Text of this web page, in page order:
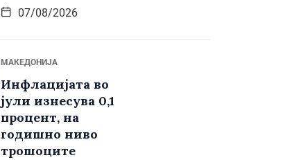
07/08/2026
МАКЕДОНИЈА
Инфлацијата во
јули изнесува 0,1
процент, на
годишно ниво
трошоците